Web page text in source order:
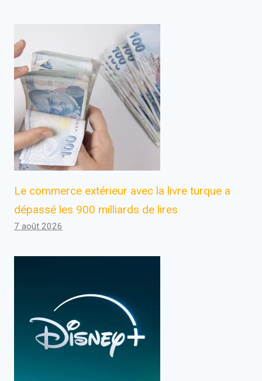
Le commerce extérieur avec la livre turque a
dépassé les 900 milliards de lires
7 août 2026